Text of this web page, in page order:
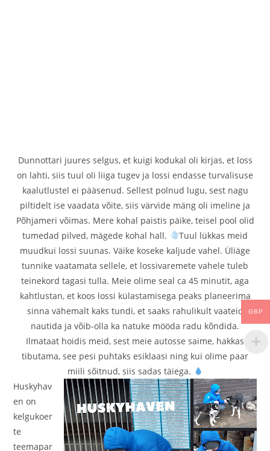
Dunnottari juures selgus, et kuigi kodukal oli kirjas, et loss
on lahti, siis tuul oli liiga tugev ja lossi endasse turvalisuse
kaalutlustel ei pääsenud. Sellest polnud lugu, sest nagu
piltidelt ise vaadata võite, siis värvide mäng oli imeline ja
Põhjameri võimas. Mere kohal paistis päike, teisel pool olid
tumedad pilved, mägede kohal hall.
Tuul lükkas meid
muudkui lossi suunas. Väike koseke kaljude vahel. Üliäge
tunnike vaatamata sellele, et lossivaremete vahele tuleb
teinekord tagasi tulla. Meie olime seal ca 45 minutit, aga
kahtlustan, et koos lossi külastamisega peaks planeerima
sinna vähemalt kaks tundi, et saaks rahulikult vaateid
nautida ja võib-olla ka natuke mööda radu kõndida.
Ilmataat hoidis meid, sest meie autosse saime, hakkas
tibutama, see pesi puhtaks esiklaasi ning kui olime paar
miili sõitnud, siis sadas täiega.
Huskyhav
en on
kelgukoer
te
teemapar
GBP